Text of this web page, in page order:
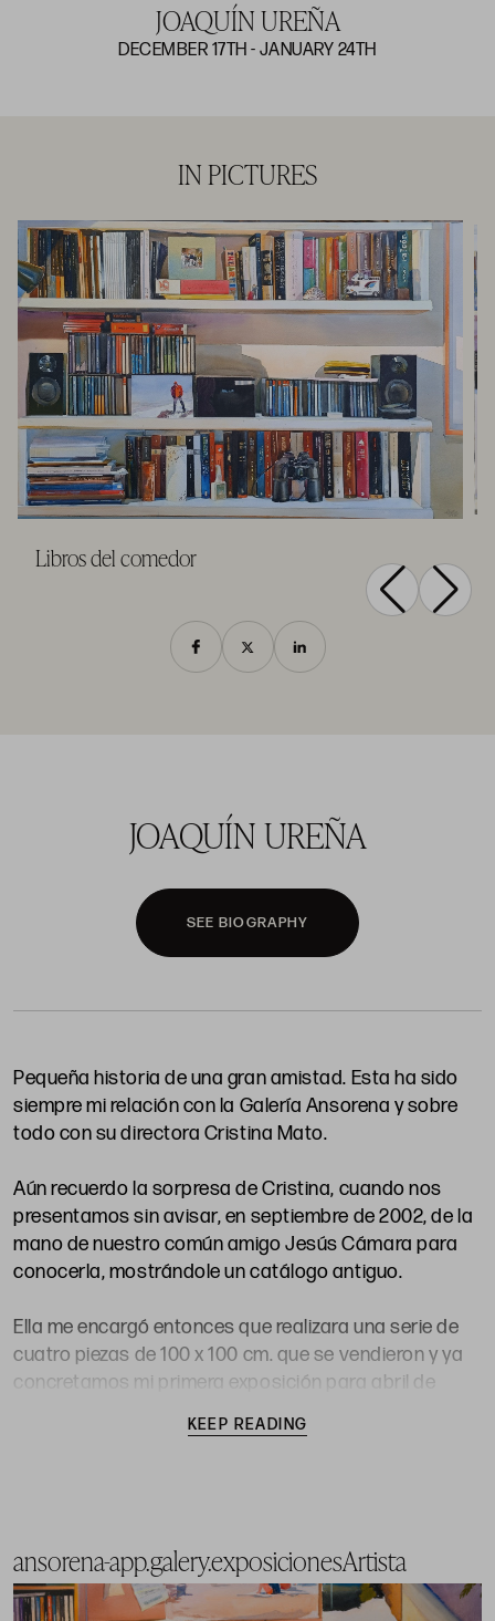
JOAQUÍN UREÑA
DECEMBER 17TH - JANUARY 24TH
IN PICTURES
Libros del comedor
JOAQUÍN UREÑA
SEE BIOGRAPHY
Pequeña historia de una gran amistad. Esta ha sido
siempre mi relación con la Galería Ansorena y sobre
todo con su directora Cristina Mato.
Aún recuerdo la sorpresa de Cristina, cuando nos
presentamos sin avisar, en septiembre de 2002, de la
mano de nuestro común amigo Jesús Cámara para
conocerla, mostrándole un catálogo antiguo.
Ella me encargó entonces que realizara una serie de
cuatro piezas de 100 x 100 cm. que se vendieron y ya
concretamos mi primera exposición para abril de
siempre y por encima de todo me han mostrado su
cariño.
KEEP READING
ansorena-app.galery.exposicionesArtista